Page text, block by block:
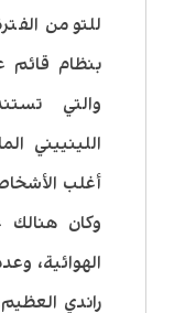
للتو من
بنظام قائم
والتي
اللينييني
أغلب
وكان هنالك
الهوائية،
راندي